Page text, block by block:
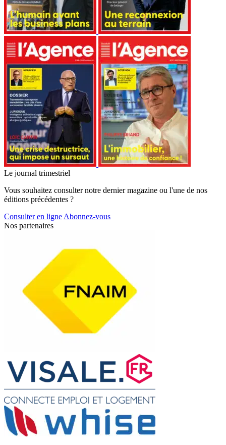
Le journal trimestriel
Vous souhaitez consulter notre dernier magazine ou l'une de nos
éditions précédentes ?
Consulter en ligne Abonnez-vous
Nos partenaires